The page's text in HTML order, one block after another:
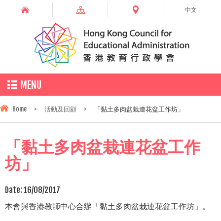
中文
MENU
Home > 活動及回顧 > 「黏土多肉盆栽連花盆工作坊」
「黏土多肉盆栽連花盆工作
坊」
Date: 16/08/2017
本會與香港教師中心合辦「黏土多肉盆栽連花盆工作坊」。